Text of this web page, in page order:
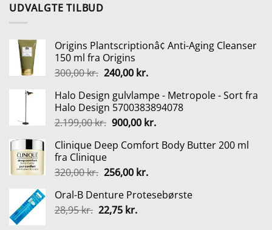
UDVALGTE TILBUD
Origins Plantscriptionâ¢ Anti-Aging Cleanser
150 ml fra Origins
300,00kr. Den
pris
var:
300,00 kr..
240,00 kr.Den
pris
er:
240,00 kr..
Halo Design gulvlampe - Metropole - Sort fra
Halo Design 5700383894078
2.199,00kr. Den
pris
2.199,00 kr..
900,00 kr.Den
pris
Clinique Deep Comfort Body Butter 200 ml
fra Clinique
320,00kr. Den
pris
var:
256,00 kr.Den
pris
Oral-B Denture Protesebørste
28,95kr. Den
22,75 kr.Den